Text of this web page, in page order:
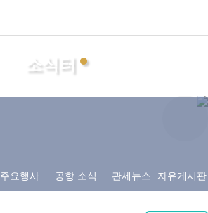
소식터
주요행사 공항 소식 관세뉴스 자유게시판